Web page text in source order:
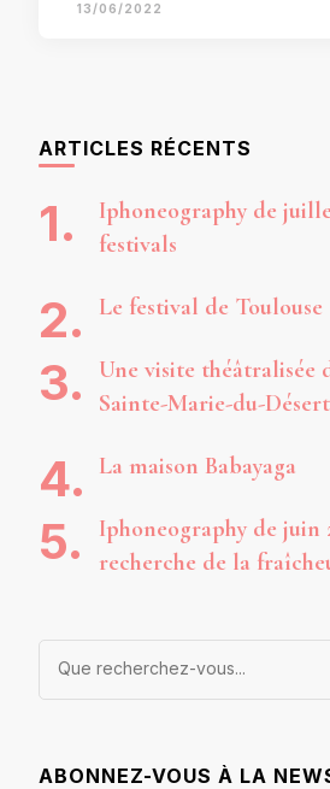
13/06/2022
ARTICLES RÉCENTS
Iphoneography de
festivals
Le festival de Toulouse
Une visite théâtralisée
Sainte-Marie-du-Désert
La maison Babayaga
Iphoneography de juin
recherche de la
Vous
ABONNEZ-VOUS À LA